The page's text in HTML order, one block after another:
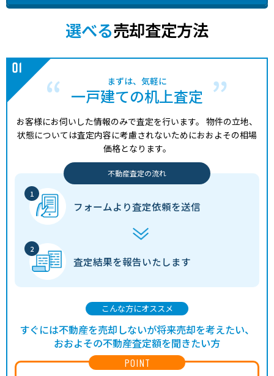
選べる売却査定方法
まずは、気軽に
一戸建ての机上査定
お客様にお伺いした情報のみで査定を行います。 物件の立地、
状態については査定内容に考慮されないためにおおよその相場
価格となります。
不動産査定の流れ
フォームより査定依頼を送信
査定結果を報告いたします
POINT
こんな方にオススメ
すぐには不動産を売却しないが将来売却を考えたい、
おおよその不動産査定額を聞きたい方